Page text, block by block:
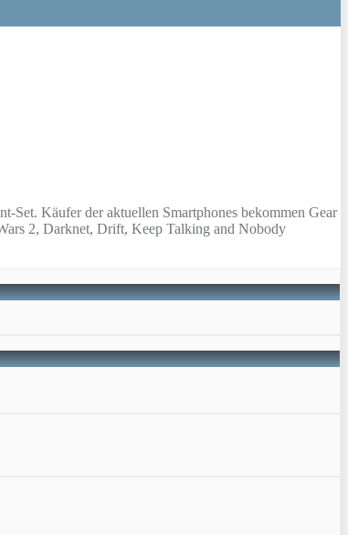
Set. Käufer der aktuellen Smartphones bekommen Gear
2, Darknet, Drift, Keep Talking and Nobody